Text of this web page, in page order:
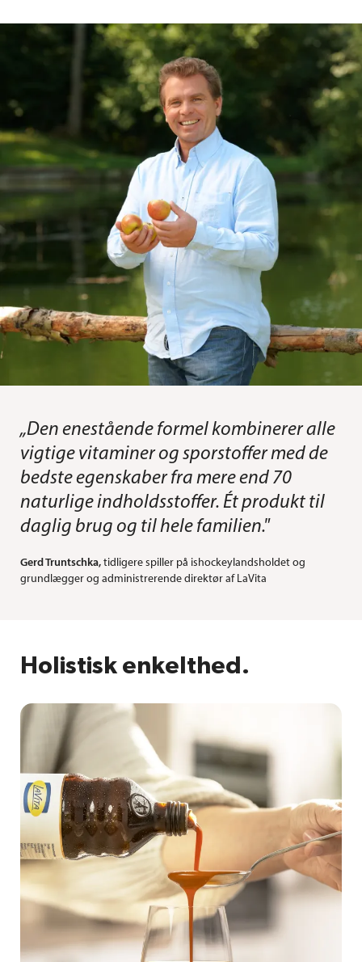
„Den enestående formel kombinerer alle
vigtige vitaminer og sporstoffer med de
bedste egenskaber fra mere end 70
naturlige indholdsstoffer. Ét produkt til
daglig brug og til hele familien."
Gerd Truntschka, tidligere spiller på ishockeylandsholdet og
grundlægger og administrerende direktør af LaVita
Holistisk enkelthed.